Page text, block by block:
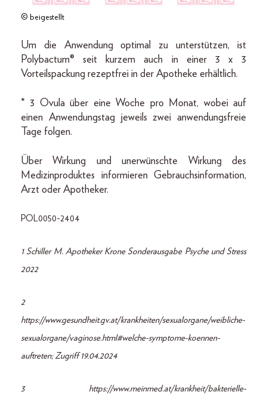
© beigestellt
Um die Anwendung optimal zu unterstützen, ist
Polybactum® seit kurzem auch in einer 3 x 3
Vorteilspackung rezeptfrei in der Apotheke erhältlich.
* 3 Ovula über eine Woche pro Monat, wobei auf
einen Anwendungstag jeweils zwei anwendungsfreie
Tage folgen.
Über Wirkung und unerwünschte Wirkung des
Medizinproduktes informieren Gebrauchsinformation,
Arzt oder Apotheker.
POL0050-2404
1 Schiller M. Apotheker Krone Sonderausgabe Psyche und Stress
2022
2
https://www.gesundheit.gv.at/krankheiten/sexualorgane/weibliche-
sexualorgane/vaginose.html#welche-symptome-koennen-
auftreten; Zugriff 19.04.2024
3 https://www.meinmed.at/krankheit/bakterielle-